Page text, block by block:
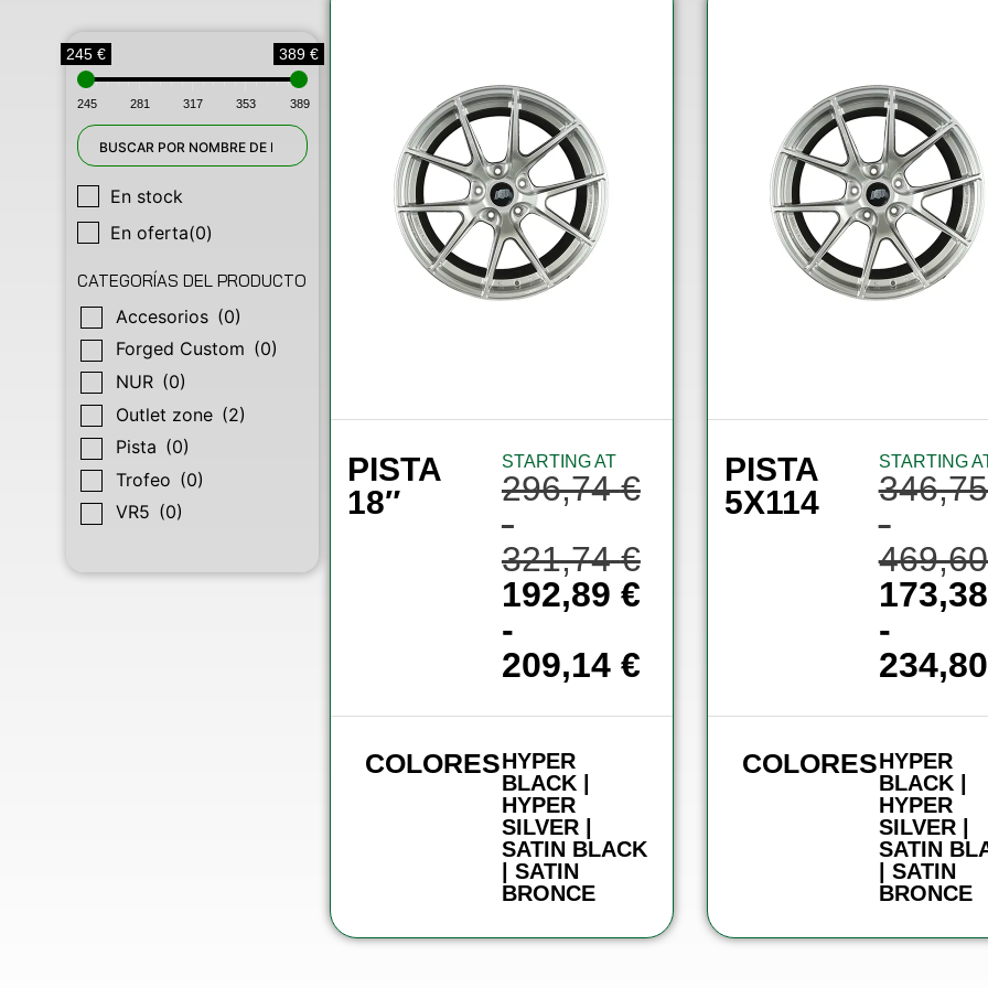
245 € 389 €
245 281 317 353 389
En stock
En oferta(0)
CATEGORÍAS DEL PRODUCTO
Accesorios (0)
Forged Custom (0)
NUR (0)
Outlet zone (2)
Pista (0)
Trofeo (0)
VR5 (0)
PISTA
18″
STARTING AT
296,74€
-
321,74€
192,89 €
-
209,14 €
COLORESHYPER
BLACK |
HYPER
SILVER |
SATIN BLACK
| SATIN
BRONCE
PISTA
5X114
STARTING
-
173,38
-
234,80
COLORESHYPER
BLACK |
HYPER
SILVER |
SATIN
| SATIN
BRONCE